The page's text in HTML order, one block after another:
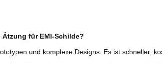
Ätzung für EMI-Schilde?
und komplexe Designs. Es ist schneller,